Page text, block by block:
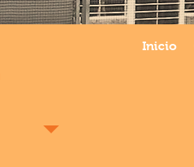
Inicio